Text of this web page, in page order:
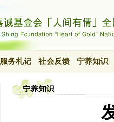
服务札记 社会反馈 宁养知识
宁养知识